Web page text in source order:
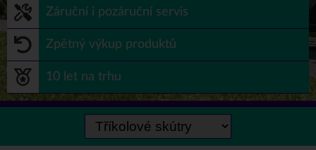
Záruční i pozáruční servis
Zpětný výkup produktů
10 let na trhu